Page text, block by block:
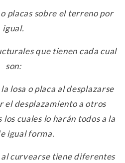
o placas sobre el terreno por
igual.
que tienen cada cual
son:
losa o placa al desplazarse
el desplazamiento a otros
cuales lo harán todos a la
igual forma.
curvearse tiene diferentes